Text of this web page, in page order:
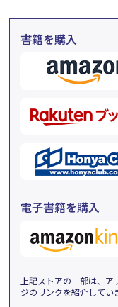
書籍を購入
電子書籍を購入
上記ストアの一部は、
ジのリンクを紹介してい